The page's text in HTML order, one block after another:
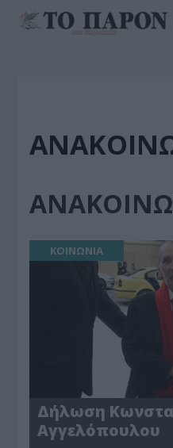
ΚΟΙΝΩΝΙΑ
Δήλωση
Αγγελόπουλου